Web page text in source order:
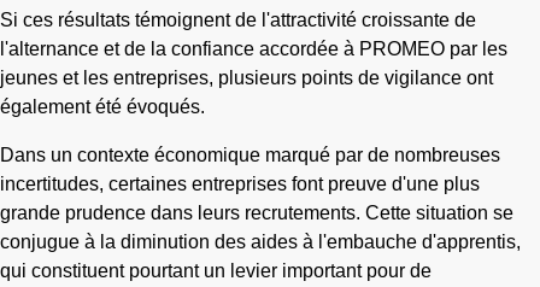
Si ces résultats témoignent de l'attractivité croissante de
l'alternance et de la confiance accordée à PROMEO par les
jeunes et les entreprises, plusieurs points de vigilance ont
également été évoqués.
Dans un contexte économique marqué par de nombreuses
incertitudes, certaines entreprises font preuve d'une plus
grande prudence dans leurs recrutements. Cette situation se
conjugue à la diminution des aides à l'embauche d'apprentis,
qui constituent pourtant un levier important pour de